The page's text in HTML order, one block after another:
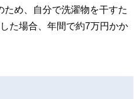
め、自分で洗濯物を干すた
た場合、年間で約7万円かか